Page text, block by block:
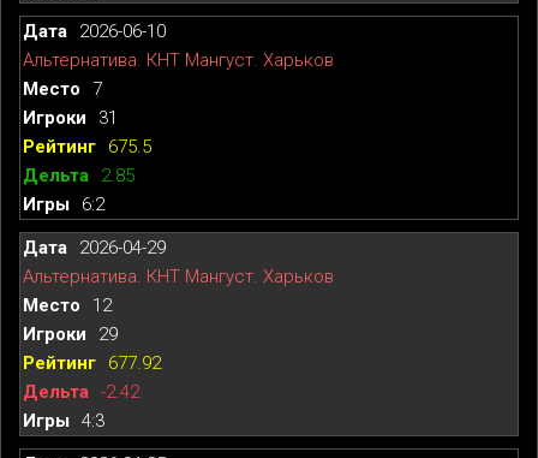
2026-06-10
Альтернатива. КНТ Мангуст. Харьков
7
31
675.5
2.85
6:2
2026-04-29
Альтернатива. КНТ Мангуст. Харьков
12
29
677.92
-2.42
4:3